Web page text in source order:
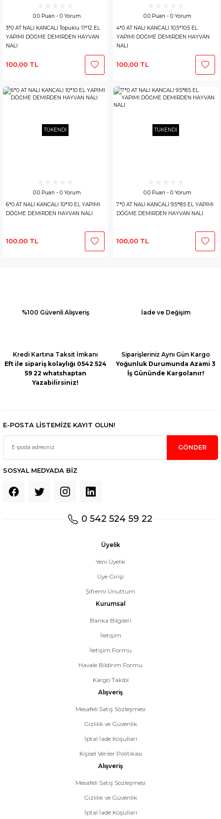
0.0 Puan - 0 Yorum
3*0 AT NALI KANCALI Topuklu 11*12 EL
YAPIMI DÖĞME DEMİRDEN HAYVAN
NALI
100,00 TL
0.0 Puan - 0 Yorum
4*0 AT NALI KANCALI 10.5*10.5 EL
YAPIMI DÖĞME DEMİRDEN HAYVAN
NALI
100,00 TL
TÜKENDİ
0.0 Puan - 0 Yorum
6*0 AT NALI KANCALI 10*10 EL YAPIMI
DÖĞME DEMİRDEN HAYVAN NALI
100,00 TL
TÜKENDİ
0.0 Puan - 0 Yorum
7*0 AT NALI KANCALI 9.5*8.5 EL YAPIMI
DÖĞME DEMİRDEN HAYVAN NALI
100,00 TL
%100 Güvenli Alışveriş İade ve Değişim
Kredi Kartına Taksit İmkanı
Eft ile sipariş kolaylığı 0542 524
59 22 whatshaptan
Yazabilirsiniz!
Siparişleriniz Aynı Gün Kargo
Yoğunluk Durumunda Azami 3
İş Gününde Kargolanır!
E-POSTA LİSTEMİZE KAYIT OLUN!
GÖNDER
SOSYAL MEDYADA BİZ
0 542 524 59 22
Üyelik
Yeni Üyelik
Üye Girişi
Şifremi Unuttum
Kurumsal
Banka Bilgileri
İletişim
İletişim Formu
Havale Bildirim Formu
Kargo Takibi
Alışveriş
Mesafeli Satış Sözleşmesi
Gizlilik ve Güvenlik
İptal İade Koşullari
Kişisel Veriler Politikası
Alışveriş
Mesafeli Satış Sözleşmesi
Gizlilik ve Güvenlik
İptal İade Koşullari